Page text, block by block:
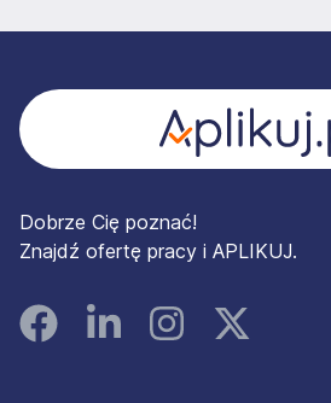
Dobrze Cię poznać!
Znajdź ofertę pracy i APLIKUJ.
FacebookLinked InInstagramInstagram